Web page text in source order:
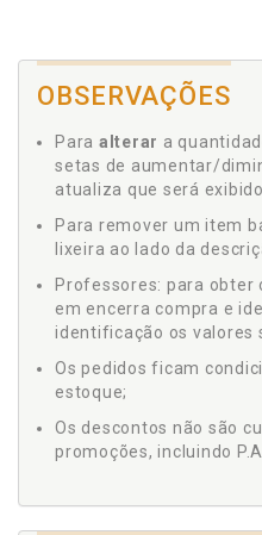
OBSERVAÇÕES
Para alterar a
setas de aumentar/
atualiza que será
Para remover um item
lixeira ao lado da
Professores: para obter
em encerra compra e
identificação os valores
Os pedidos ficam
estoque;
Os descontos não são
promoções, incluindo